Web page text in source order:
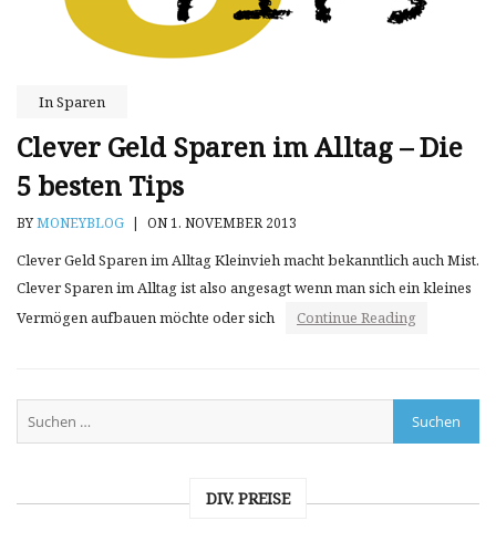
InSparen
Clever Geld Sparen im Alltag – Die
5 besten Tips
BYMONEYBLOG | ON 1. NOVEMBER 2013
Clever Geld Sparen im Alltag Kleinvieh macht bekanntlich auch Mist.
Clever Sparen im Alltag ist also angesagt wenn man sich ein kleines
Vermögen aufbauen möchte oder sich
Continue Reading
DIV. PREISE